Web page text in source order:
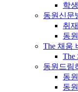
학
동원신문
취
동
The 채움
The
동원드림
동
동